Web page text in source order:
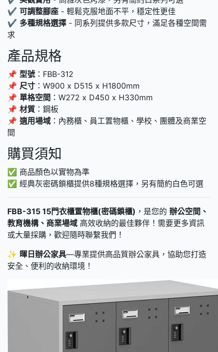
✔ 可調整腳座 - 輕鬆克服地面不平，穩定性更佳
✔ 多種規格選擇 - 同系列提供多款尺寸，滿足各種空間需
求
產品規格
📌 型號 ：FBB-312
📌 尺寸 ：W900 x D515 x H1800mm
📌 單格空間 ：W272 x D450 x H330mm
📌 材質 ：鋼板
📌 適用場域 ：內務櫃、員工置物櫃、學校、團體及商業空
間
購買須知
✅ 商品顏色以實物為準
✅ 經典灰密碼鎖櫃提供8種規格選擇，另有簡約白色可選
FBB-315 15門衣櫃置物櫃(密碼鎖櫃) ，是您的 辦公空間、
教育機構、商業場域 高效收納的最佳夥伴！需要更多資訊
或大量採購，歡迎隨時聯繫我們！
✨ 暉日辦公家具—專業提供高品質辦公家具，協助您打造
安全、便利的收納環境！